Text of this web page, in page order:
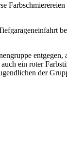
ein roter
der